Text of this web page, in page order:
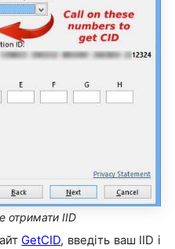
отримати IID
GetCID, введіть ваш IID і